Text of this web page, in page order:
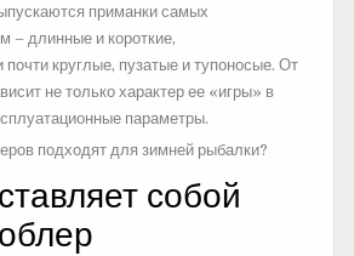
приманки самых
– длинные и короткие,
почти круглые, пузатые и тупоносые. От
не только характер ее «игры» в
параметры.
подходят для зимней рыбалки?
собой